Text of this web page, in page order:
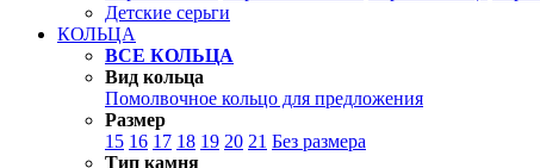
Детские серьги
КОЛЬЦА
ВСЕ КОЛЬЦА
Вид кольца
Помолвочное кольцо для предложения
Размер
15 16 17 18 19 20 21 Без размера
Тип камня